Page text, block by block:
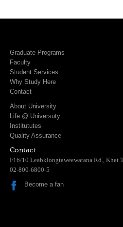
Graduate Programs
Faculty
Student Services
Why Study Here
Contact
About University
Life @ Universuty
Institututes
Quality Assurance
Contact
F16/10 Leabklongtaweewatana Rd., Khet
02-800-6800-5
Become a fan